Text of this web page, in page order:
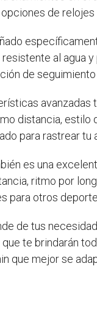
de
al agua
de
avanzadas
distancia, estilo
para rastrear tu
es una
ritmo por
para otros
de tus
te brindarán
que mejor se